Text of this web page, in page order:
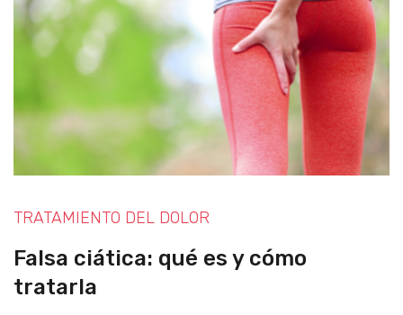
TRATAMIENTO DEL DOLOR
Falsa ciática: qué es y cómo
tratarla